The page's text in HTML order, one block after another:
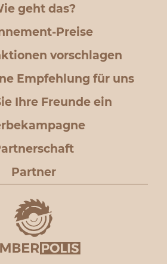
geht das?
Preise
vorschlagen
Empfehlung für uns
Ihre Freunde ein
Partner